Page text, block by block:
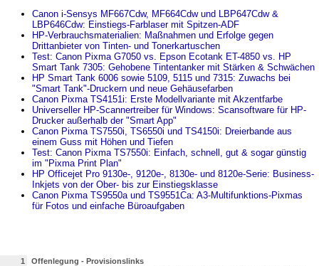
Canon i-Sensys MF667Cdw, MF664Cdw und LBP647Cdw &
LBP646Cdw: Einstiegs-Farblaser mit Spitzen-ADF
HP-Verbrauchsmaterialien: Maßnahmen und Erfolge gegen
Drittanbieter von Tinten- und Tonerkartuschen
Test: Canon Pixma G7050 vs. Epson Ecotank ET-4850 vs. HP
Smart Tank 7305: Gehobene Tintentanker mit Stärken & Schwächen
HP Smart Tank 6006 sowie 5109, 5115 und 7315: Zuwachs bei
"Smart Tank"-Druckern und neue Gehäusefarben
Canon Pixma TS4151i: Erste Modellvariante mit Akzentfarbe
Universeller HP-Scannertreiber für Windows: Scansoftware für HP-
Drucker außerhalb der "Smart App"
Canon Pixma TS7550i, TS6550i und TS4150i: Dreierbande aus
einem Guss mit Höhen und Tiefen
Test: Canon Pixma TS7550i: Einfach, schnell, gut & sogar günstig
im "Pixma Print Plan"
HP Officejet Pro 9130e-, 9120e-, 8130e- und 8120e-Serie: Business-
Inkjets von der Ober- bis zur Einstiegsklasse
Canon Pixma TS9550a und TS9551Ca: A3-Multifunktions-Pixmas
für Fotos und einfache Büroaufgaben
1
Offenlegung - Provisionslinks